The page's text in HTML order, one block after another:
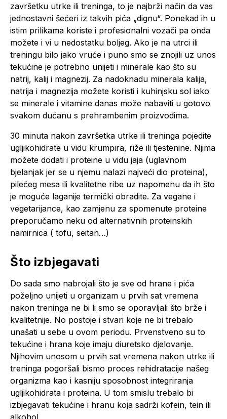
završetku utrke ili treninga, to je najbrži način da vas
jednostavni šećeri iz takvih pića „dignu“. Ponekad ih u
istim prilikama koriste i profesionalni vozači pa onda
možete i vi u nedostatku boljeg. Ako je na utrci ili
treningu bilo jako vruće i puno smo se znojili uz unos
tekućine je potrebno unijeti i minerale kao što su
natrij, kalij i magnezij. Za nadoknadu minerala kalija,
natrija i magnezija možete koristi i kuhinjsku sol iako
se minerale i vitamine danas može nabaviti u gotovo
svakom dućanu s prehrambenim proizvodima.
30 minuta nakon završetka utrke ili treninga pojedite
ugljikohidrate u vidu krumpira, riže ili tjestenine. Njima
možete dodati i proteine u vidu jaja (uglavnom
bjelanjak jer se u njemu nalazi najveći dio proteina),
pilećeg mesa ili kvalitetne ribe uz napomenu da ih što
je moguće laganije termički obradite. Za vegane i
vegetarijance, kao zamjenu za spomenute proteine
preporučamo neku od alternativnih proteinskih
namirnica ( tofu, seitan…)
Što izbjegavati
Do sada smo nabrojali što je sve od hrane i pića
poželjno unijeti u organizam u prvih sat vremena
nakon treninga ne bi li smo se oporavljali što brže i
kvalitetnije. No postoje i stvari koje ne bi trebalo
unašati u sebe u ovom periodu. Prvenstveno su to
tekućine i hrana koje imaju diuretsko djelovanje.
Njihovim unosom u prvih sat vremena nakon utrke ili
treninga pogoršali bismo proces rehidratacije našeg
organizma kao i kasniju sposobnost integriranja
ugljikohidrata i proteina. U tom smislu trebalo bi
izbjegavati tekućine i hranu koja sadrži kofein, tein ili
alkohol.